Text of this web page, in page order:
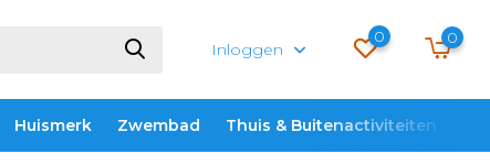
Inloggen
0 0
Huismerk Zwembad Thuis & Buitenactiviteiten